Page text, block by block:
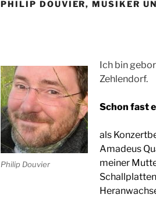
PHILIP DOUVIER, MUSIKER
Philip Douvier
Ich bin
Zehlendorf.
Schon fast
als
Amadeus
meiner